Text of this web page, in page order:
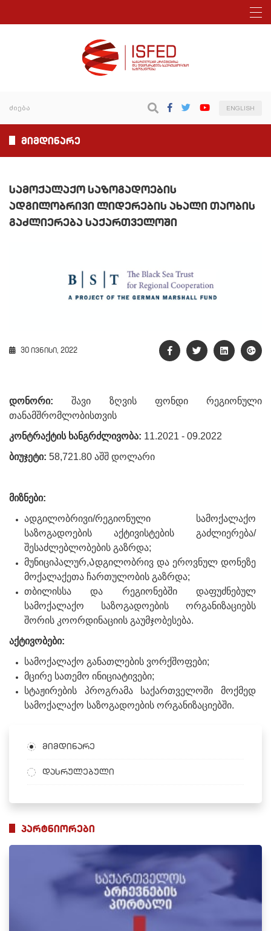
ENGLISH
მიმდინარე
სამოქალაქო საზოგადოების
ადგილობრივი ლიდერების ახალი თაობის
გაძლიერება საქართველოში
30 ივნისი, 2022
დონორი:შავი ზღვის ფონდი
რეგიონული
თანამშრომლობისთვის
კონტრაქტის ხანგრძლივობა: 11.2021 - 09.2022
ბიუჯეტი: 58,721.80 აშშ დოლარი
მიზნები:
ადგილობრივი/რეგიონული სამოქალაქო
საზოგადოების აქტივისტების გაძლიერება/
შესაძლებლობების გაზრდა;
მუნიციპალურ,Ადგილობრივ და ეროვნულ დონეზე
მოქალაქეთა ჩართულობის გაზრდა;
თბილისსა და რეგიონებში დაფუძნებულ
სამოქალაქო საზოგადოების ორგანიზაციებს
შორის კოორდინაციის გაუმჯობესება.
აქტივობები:
სამოქალაქო განათლების ვორქშოფები;
მცირე სათემო ინიციატივები;
სტაჟირების პროგრამა საქართველოში მოქმედ
სამოქალაქო საზოგადოების ორგანიზაციებში.
მიმდინარე
დასრულებული
პარტნიორები